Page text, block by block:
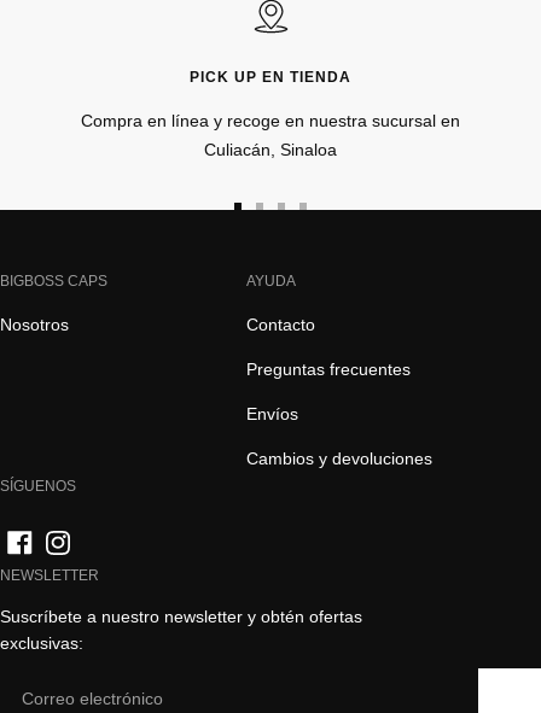
PICK UP EN TIENDA
Compra en línea y recoge en nuestra sucursal en
Culiacán, Sinaloa
la la
BIGBOSS CAPS
Nosotros
AYUDA
Contacto
Preguntas frecuentes
Envíos
Cambios y devoluciones
SÍGUENOS
NEWSLETTER
Suscríbete a nuestro newsletter y obtén ofertas
exclusivas: